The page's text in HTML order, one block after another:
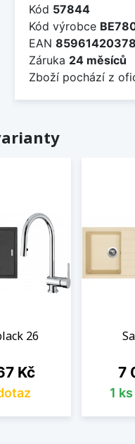
Kód 57844
Kód výrobce
EAN
Záruka 24 měsíců
Zboží pochází z
26
Kč 7
1